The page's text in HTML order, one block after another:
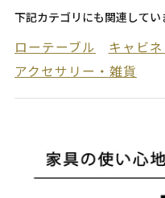
下記カテゴリにも関連してい
ローテーブル
キャビ
アクセサリー・雑貨